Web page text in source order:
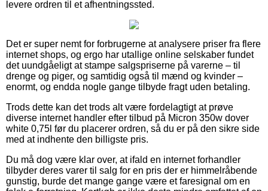
levere ordren til et afhentningssted.
Det er super nemt for forbrugerne at analysere priser fra flere
internet shops, og ergo har utallige online selskaber fundet
det uundgåeligt at stampe salgspriserne på varerne – til
drenge og piger, og samtidig også til mænd og kvinder –
enormt, og endda nogle gange tilbyde fragt uden betaling.
Trods dette kan det trods alt være fordelagtigt at prøve
diverse internet handler efter tilbud på Micron 350w dover
white 0,75l før du placerer ordren, så du er på den sikre side
med at indhente den billigste pris.
Du må dog være klar over, at ifald en internet forhandler
tilbyder deres varer til salg for en pris der er himmelråbende
gunstig, burde det mange gange være et faresignal om en